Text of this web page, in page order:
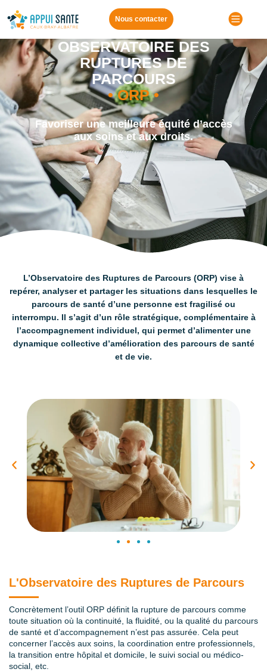
Nous contacter
Menu
OBSERVATOIRE DES
RUPTURES DE
PARCOURS
• ORP •
Favoriser une meilleure équité d’accès
aux soins et aux droits.
L’Observatoire des Ruptures de Parcours (ORP) vise à
repérer, analyser et partager les situations dans lesquelles le
parcours de santé d’une personne est fragilisé ou
interrompu. Il s’agit d’un rôle stratégique, complémentaire à
l’accompagnement individuel, qui permet d’alimenter une
dynamique collective d’amélioration des parcours de santé
et de vie.
L'Observatoire des Ruptures de Parcours
Concrètement l’outil ORP définit la rupture de parcours comme
toute situation où la continuité, la fluidité, ou la qualité du parcours
de santé et d’accompagnement n’est pas assurée. Cela peut
concerner l’accès aux soins, la coordination entre professionnels,
la transition entre hôpital et domicile, le suivi social ou médico-
social, etc.